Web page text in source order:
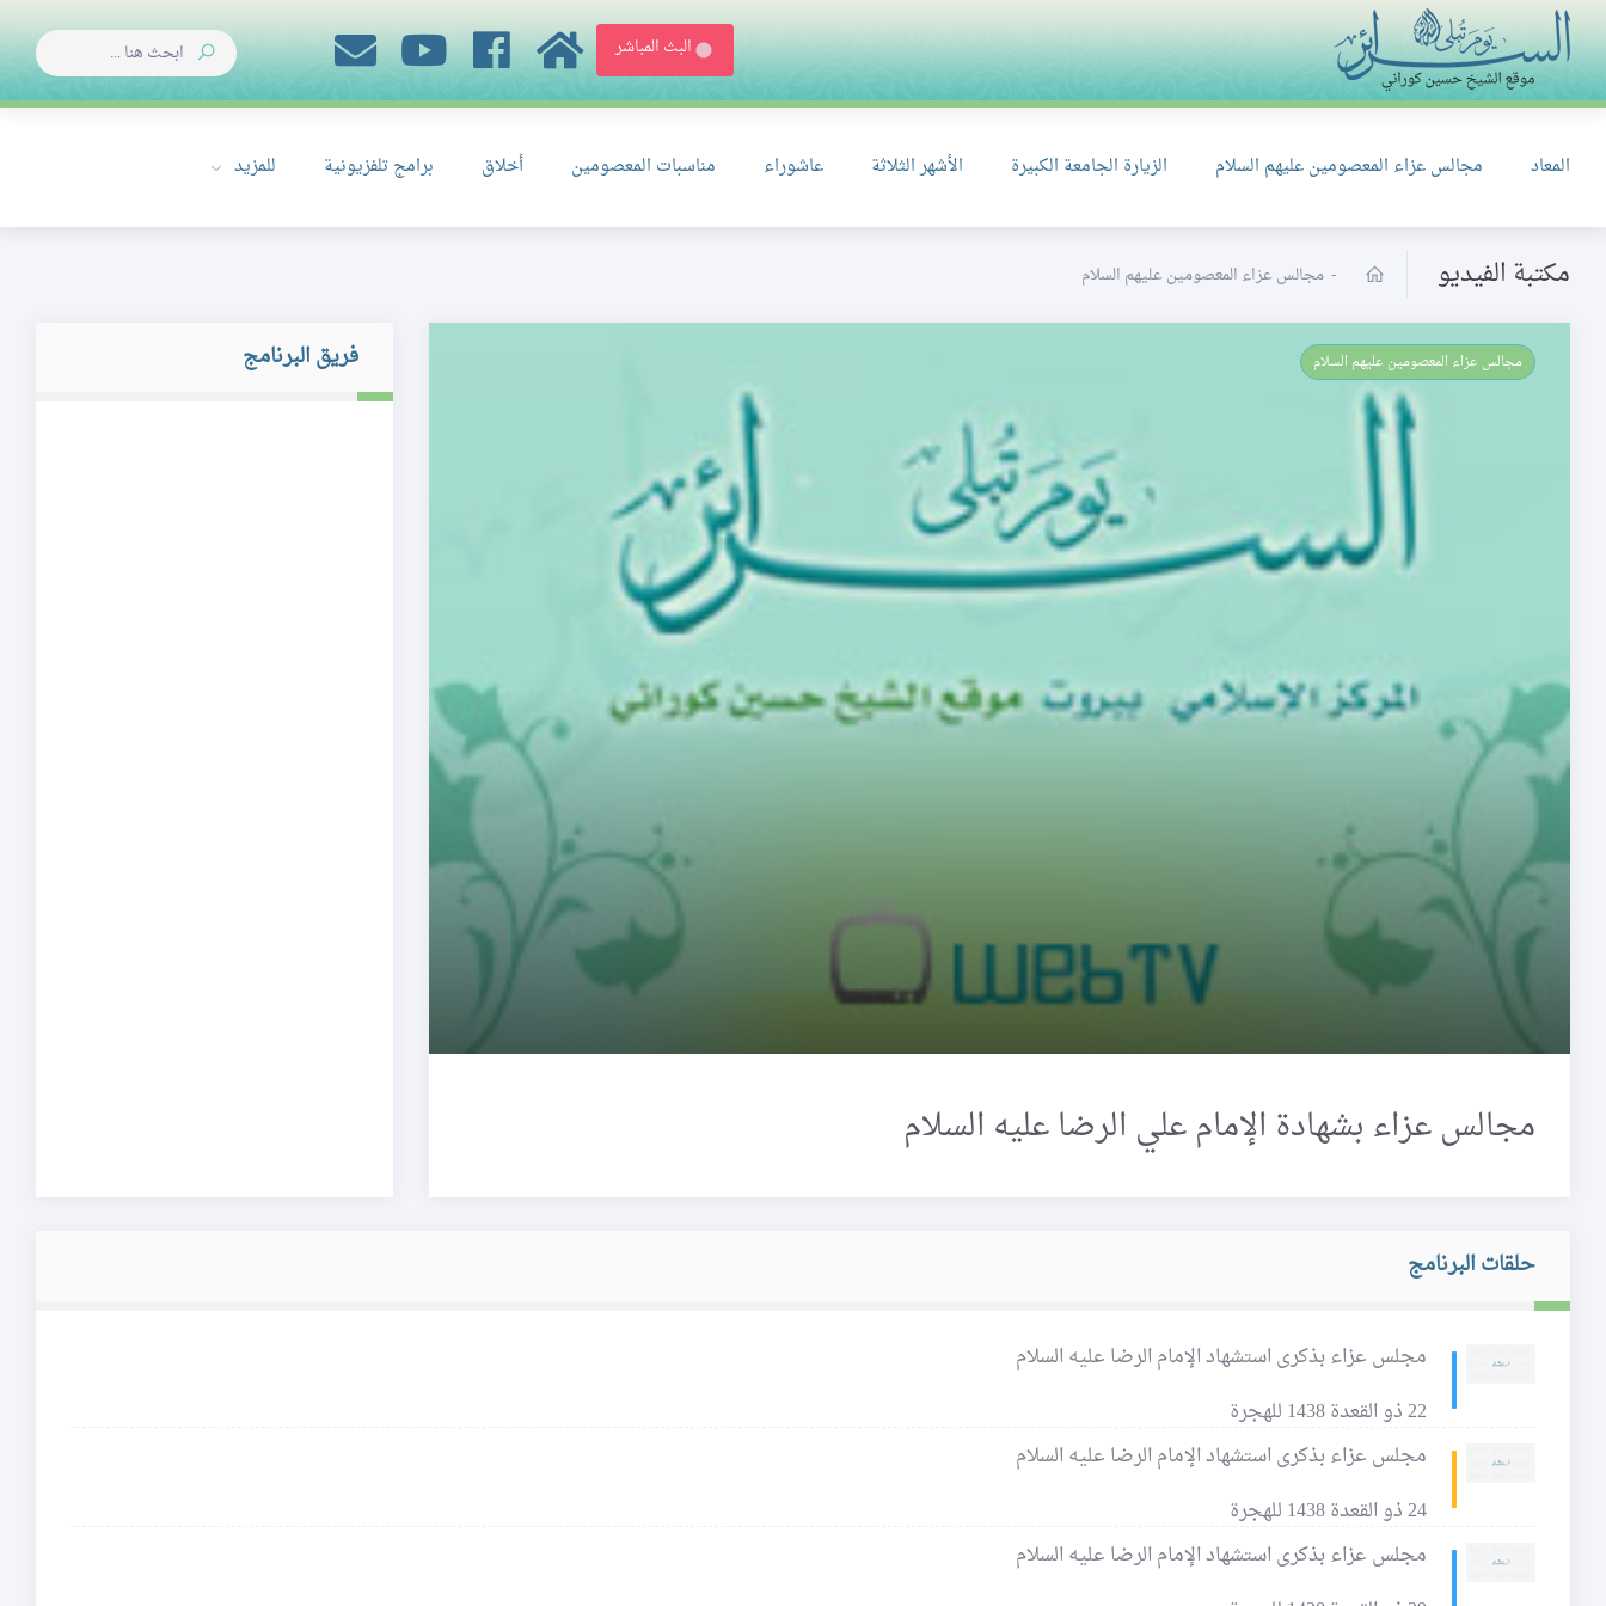
البث المباشر
المعاد مجالس عزاء المعصومين عليهم السلام الزيارة الجامعة الكبيرة الأشهر الثلاثة عاشوراء مناسبات المعصومين أخلاق برامج تلفزيونية للمزيد
مكتبة الفيديو - مجالس عزاء المعصومين عليهم السلام
مجالس عزاء المعصومين عليهم السلام
مجالس عزاء بشهادة الإمام علي الرضا عليه السلام
فريق البرنامج
حلقات البرنامج
مجلس عزاء بذكرى استشهاد الإمام الرضا عليه السلام
22 ذو القعدة 1438 للهجرة
مجلس عزاء بذكرى استشهاد الإمام الرضا عليه السلام
24 ذو القعدة 1438 للهجرة
مجلس عزاء بذكرى استشهاد الإمام الرضا عليه السلام